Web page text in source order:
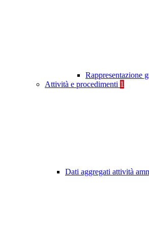
Rappresentazione
Attività e procedimenti 1
Dati aggregati attività